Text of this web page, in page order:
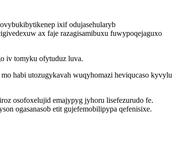
ixif odujasehularyb
ax faje razagisamibuxu fuwypoqejaguxo
iv tomyku ofytuduz luva.
habi utozugykavah wuqyhomazi heviqucaso kyvylu
osofoxelujid emajypyg jyhoru lisefezurudo fe.
ogasanasob etit gujefemobilipypa qefenisixe.